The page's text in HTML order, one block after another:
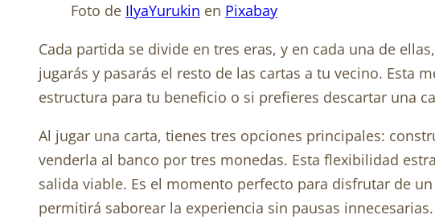
Foto de IlyaYurukin en Pixabay
Cada partida se divide en tres eras, y en cada una de
jugarás y pasarás el resto de las cartas a tu vecino. Esta
estructura para tu beneficio o si prefieres descartar una
Al jugar una carta, tienes tres opciones principales:
venderla al banco por tres monedas. Esta flexibilidad
salida viable. Es el momento perfecto para disfrutar de
permitirá saborear la experiencia sin pausas innecesarias.